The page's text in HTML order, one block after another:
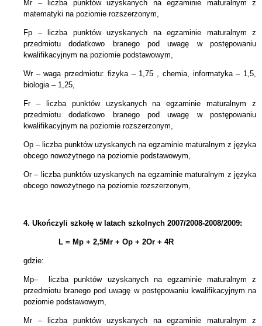
Mr – liczba punktów uzyskanych na egzaminie maturalnym z
matematyki na poziomie rozszerzonym,
Fp – liczba punktów uzyskanych na egzaminie maturalnym z
przedmiotu dodatkowo branego pod uwagę w postępowaniu
kwalifikacyjnym na poziomie podstawowym,
Wr – waga przedmiotu: fizyka – 1,75 , chemia, informatyka – 1,5,
biologia – 1,25,
Fr – liczba punktów uzyskanych na egzaminie maturalnym z
przedmiotu dodatkowo branego pod uwagę w postępowaniu
kwalifikacyjnym na poziomie rozszerzonym,
Op – liczba punktów uzyskanych na egzaminie maturalnym z języka
obcego nowożytnego na poziomie podstawowym,
Or – liczba punktów uzyskanych na egzaminie maturalnym z języka
obcego nowożytnego na poziomie rozszerzonym,
4. Ukończyli szkołę w latach szkolnych 2007/2008-2008/2009:
L = Mp + 2,5Mr + Op + 2Or + 4R
gdzie:
Mp– liczba punktów uzyskanych na egzaminie maturalnym z
przedmiotu branego pod uwagę w postępowaniu kwalifikacyjnym na
poziomie podstawowym,
Mr – liczba punktów uzyskanych na egzaminie maturalnym z